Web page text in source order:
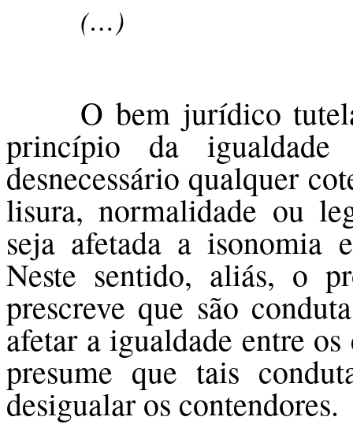
(…)
O bem jurídico
princípio da igualdade
desnecessário qualquer
lisura, normalidade ou
seja afetada a isonomia
Neste sentido, aliás, o
prescreve que são
afetar a igualdade entre
presume que tais
desigualar os contendores.